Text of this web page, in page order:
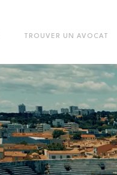
TROUVER UN AVOCAT